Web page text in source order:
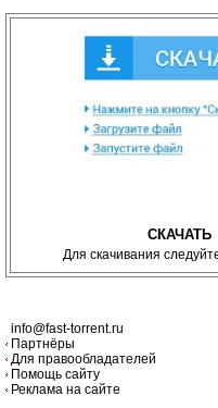
СКАЧАТЬ
Для скачивания
info@fast-torrent.ru
Партнёры
Для правообладателей
Помощь сайту
Реклама на сайте